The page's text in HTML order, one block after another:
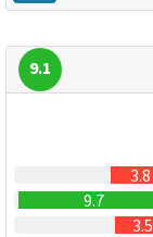
9.1
3.8
9.7
3.5